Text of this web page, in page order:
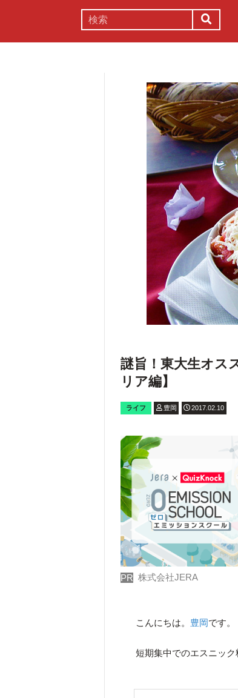
謎旨！東大生オス
リア編】
ライフ 豊岡 2017.02.10
PR 株式会社JERA
こんにちは。 豊岡 です。
短期集中でのエスニック